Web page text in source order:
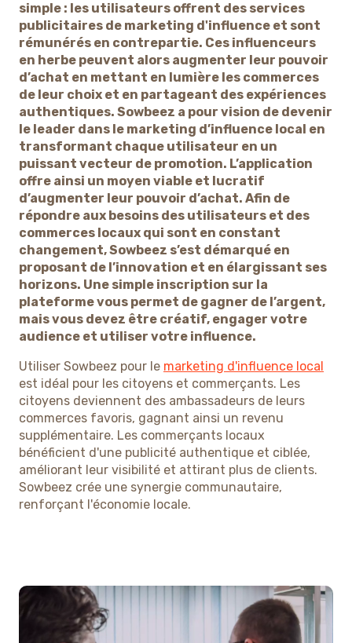
simple : les utilisateurs offrent des services
publicitaires de marketing d'influence et sont
rémunérés en contrepartie. Ces influenceurs
en herbe peuvent alors augmenter leur pouvoir
d’achat en mettant en lumière les commerces
de leur choix et en partageant des expériences
authentiques. Sowbeez a pour vision de devenir
le leader dans le marketing d’influence local en
transformant chaque utilisateur en un
puissant vecteur de promotion. L’application
offre ainsi un moyen viable et lucratif
d’augmenter leur pouvoir d’achat. Afin de
répondre aux besoins des utilisateurs et des
commerces locaux qui sont en constant
changement, Sowbeez s’est démarqué en
proposant de l’innovation et en élargissant ses
horizons. Une simple inscription sur la
plateforme vous permet de gagner de l’argent,
mais vous devez être créatif, engager votre
audience et utiliser votre influence.
Utiliser Sowbeez pour le marketing d'influence local
est idéal pour les citoyens et commerçants. Les
citoyens deviennent des ambassadeurs de leurs
commerces favoris, gagnant ainsi un revenu
supplémentaire. Les commerçants locaux
bénéficient d'une publicité authentique et ciblée,
améliorant leur visibilité et attirant plus de clients.
Sowbeez crée une synergie communautaire,
renforçant l'économie locale.